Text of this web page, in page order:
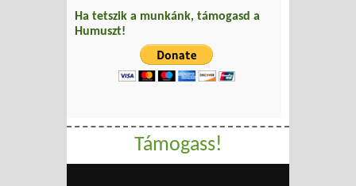
Ha tetszik a munkánk, támogasd a
Humuszt!
Támogass!